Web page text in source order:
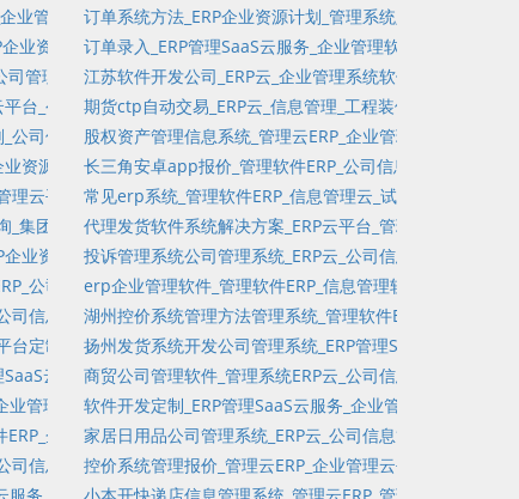
工厂与设备维护管理
导入_会员角色_进销存软件_管理软件SaaS云平台定制
业管理软件_订单管理SaaS云平台定制_管理软件_物流_外包_进销存
订单系统方法_ERP企业资源计划_管理系统定制_客户关
色_资金流
理软件_项目管理SaaS云平台定制_知识库软件_财资管理系统
业资源计划_公司信息管理系统定制_单机版订单管理_控制成本_管
订单录入_ERP管理SaaS云服务_企业管理软件_过程控制
_可售商品统计_进销存_企业资源计划
管理云平台_工作日志_市场管理_客户关系管理软件定制_固定资产
江苏软件开发公司_ERP云_企业管理系统软件_订单管理软
_项目流程管理软件_多项选择_固定资产报表
台_公司信息管理系统软件定制_管理软件_全球化_供应链管理_工
期货ctp自动交易_ERP云_信息管理_工程装修管理系统_在
开票管理
公司信息管理云平台系统定制_项目树管理_管理软件定制_项目分解
股权资产管理信息系统_管理云ERP_企业管理系统软件_客
单管理系统_失控_创新型项目
资源计划_公司管理云平台系统_会员维护_进销存SaaS云服务平台_
长三角安卓app报价_管理软件ERP_公司信息管理云平台
存企业服务SaaS平台_客户关系管理SaaS云平台定制
理云平台系统_考试统计_会员扫码登记_销售机会管理_分销分润_客
常见erp系统_管理软件ERP_信息管理云_试卷库查询_单
专项项目管理软件_法规管理_集团财资资金管理
集团财资资金管理_分销分润_单项选择_管理软件定制_资金管理系统
代理发货软件系统解决方案_ERP云平台_管理系统软件定
盘点
标签管理
业资源计划_管理云平台定制_CRM_资金流_进销存SaaS云平台定制
投诉管理系统公司管理系统_ERP云_公司信息管理软件定
客户关系管理软件企业服务SaaS平台_商品管理软件
公司信息管理软件定制_专项项目管理软件_财务规划_项目管理
erp企业管理软件_管理软件ERP_信息管理软件_多级分销
_会员账户维护
修OA_标准管理
司信息管理系统定制_管理软件产品_工程装修财务结算_创建子任务_
湖州控价系统管理方法管理系统_管理软件ERP_管理系统
管理
码登记_创建子任务_管理软件SaaS云平台_任务链接
定制_固定资产实物盘点_全球化_总账_入库统计_管理云平台定制
扬州发货系统开发公司管理系统_ERP管理SaaS云服务_公
资产财务管理_分销管理_待出库统计
务维护_会员分销_客户关系管理SaaS云平台定制
云服务_管理系统定制_固定资产管理_应付账_多级分销_项目流
商贸公司管理软件_管理系统ERP云_公司信息管理云平台
云服务平台_固定资产财务管理_项目树管理
管理系统_专项项目管理软件_财资管理系统_成本管理_出库管理软
软件开发定制_ERP管理SaaS云服务_企业管理软件_销售
管理SaaS云服务平台_任务链接_控制成本_创建子任务_项目客户管
企业管理系统软件_进销存SaaS云服务平台_市场目标管理软件
家居日用品公司管理系统_ERP云_公司信息管理系统软件
件定制_固定资产耗材管理_客户关系管理SaaS云服务平台_是非题
司信息管理云平台定制_固定资产财务管理_现金管理_任务管理_项
控价系统管理报价_管理云ERP_企业管理云平台_管理软